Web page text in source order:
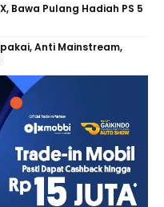
Bawa Pulang Hadiah PS 5
Anti Mainstream,